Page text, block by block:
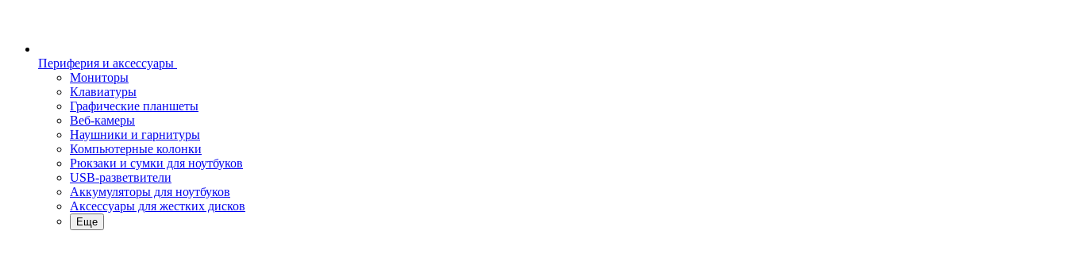
Периферия и аксессуары
Мониторы
Клавиатуры
Графические планшеты
Веб-камеры
Наушники и гарнитуры
Компьютерные колонки
Рюкзаки и сумки для ноутбуков
USB-разветвители
Аккумуляторы для ноутбуков
Аксессуары для жестких дисков
Еще